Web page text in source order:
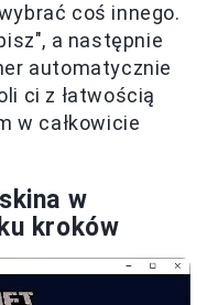
coś innego.
a następnie
automatycznie
ci z łatwością
w całkowicie
w
kroków